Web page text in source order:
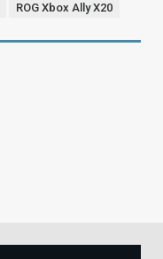
ROG Xbox Ally X20